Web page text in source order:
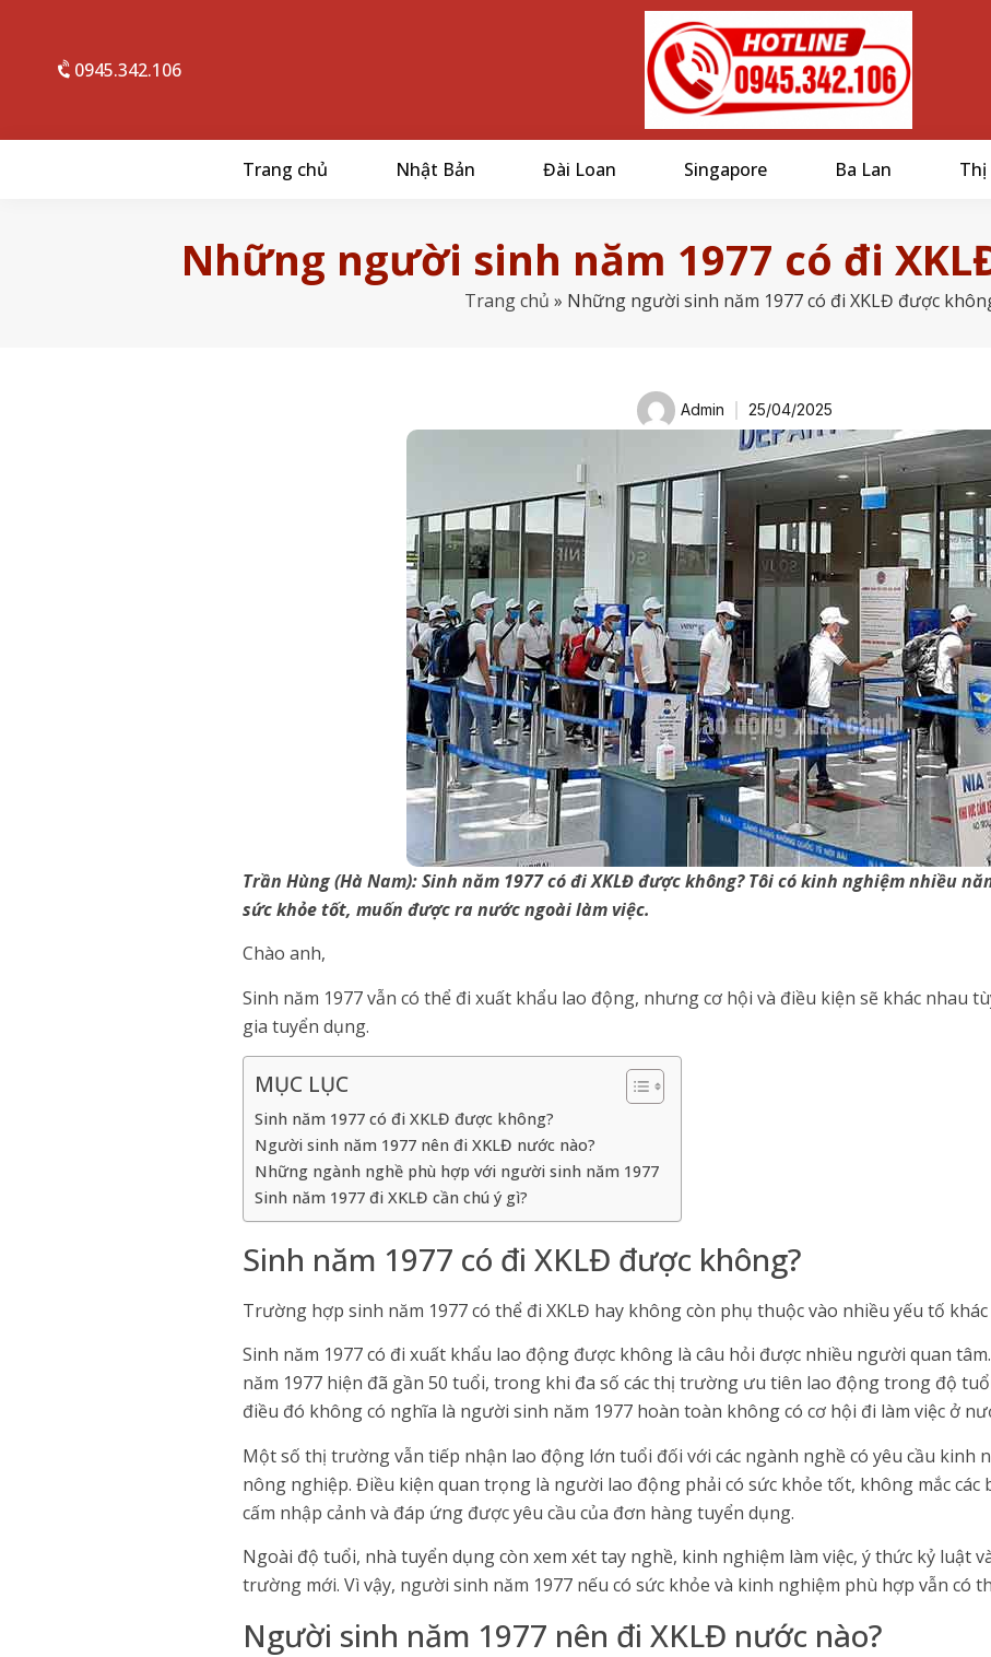
0945.342.106
Trang chủ Nhật Bản Đài Loan Singapore Ba Lan
Những người sinh năm 1977 có đi
Trang chủ » Những người sinh năm 1977 có đi XKLĐ được
Admin 25/04/2025
Trần Hùng (Hà Nam): Sinh năm 1977 có đi XKLĐ được không? Tôi có kinh nghiệm nhiều
sức khỏe tốt, muốn được ra nước ngoài làm việc.
Chào anh,
Sinh năm 1977 vẫn có thể đi xuất khẩu lao động, nhưng cơ hội và điều kiện sẽ khác nhau
gia tuyển dụng.
MỤC LỤC
Sinh năm 1977 có đi XKLĐ được không?
Người sinh năm 1977 nên đi XKLĐ nước nào?
Những ngành nghề phù hợp với người sinh năm 1977
Sinh năm 1977 đi XKLĐ cần chú ý gì?
Sinh năm 1977 có đi XKLĐ được không?
Trường hợp sinh năm 1977 có thể đi XKLĐ hay không còn phụ thuộc vào nhiều yếu tố khác
Sinh năm 1977 có đi xuất khẩu lao động được không là câu hỏi được nhiều người quan
năm 1977 hiện đã gần 50 tuổi, trong khi đa số các thị trường ưu tiên lao động trong độ
điều đó không có nghĩa là người sinh năm 1977 hoàn toàn không có cơ hội đi làm việc ở
Một số thị trường vẫn tiếp nhận lao động lớn tuổi đối với các ngành nghề có yêu cầu kinh
nông nghiệp. Điều kiện quan trọng là người lao động phải có sức khỏe tốt, không mắc các
cấm nhập cảnh và đáp ứng được yêu cầu của đơn hàng tuyển dụng.
Ngoài độ tuổi, nhà tuyển dụng còn xem xét tay nghề, kinh nghiệm làm việc, ý thức kỷ luật
trường mới. Vì vậy, người sinh năm 1977 nếu có sức khỏe và kinh nghiệm phù hợp vẫn có
Người sinh năm 1977 nên đi XKLĐ nước nào?